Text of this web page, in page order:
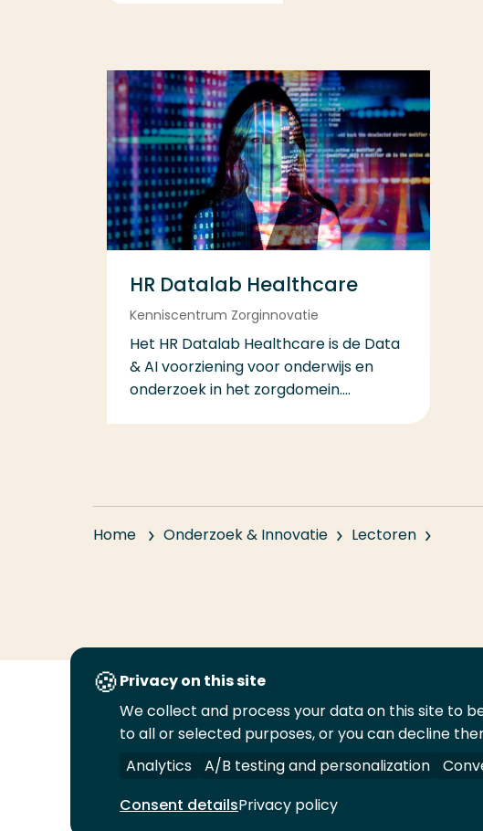
HR Datalab Healthcare
Kenniscentrum Zorginnovatie
Het HR Datalab Healthcare is de Data
& AI voorziening voor onderwijs en
onderzoek in het zorgdomein....
Home Onderzoek & Innovatie Lectoren
Volg
ons
op
Volg
ons
op
Volg
ons
op
Volg
ons
op
Juridisch Security A-Z Index Contact
© 2026 Hogeschool Rotterdam. Alle rechten voorbehouden.
Privacy on this site
We collect and process your data on this site to
to all or selected purposes, or you can decline
Analytics
A/B testing and personalization
Consent detailsPrivacy policy